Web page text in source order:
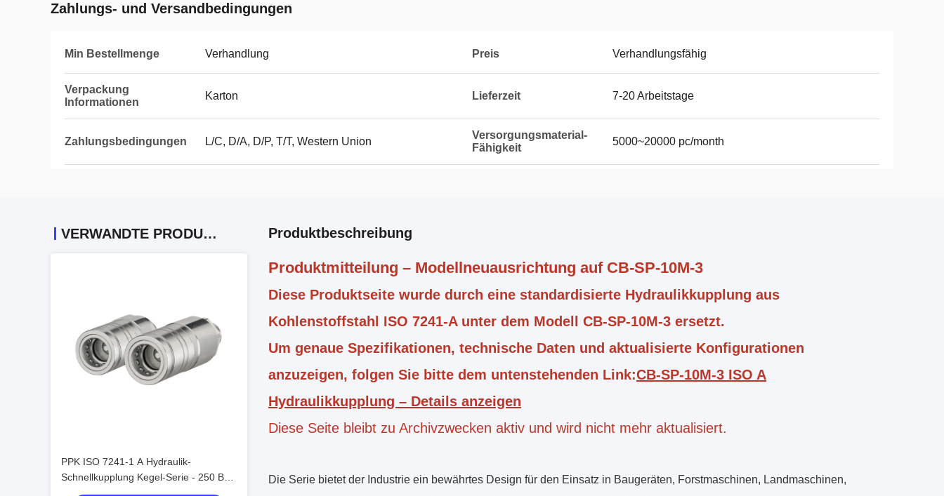
Zahlungs- und Versandbedingungen
Min Bestellmenge Verhandlung Preis Verhandlungsfähig
Verpackung
Informationen
Karton Lieferzeit 7-20 Arbeitstage
Zahlungsbedingungen L/C, D/A, D/P, T/T, Western Union
Versorgungsmaterial-
Fähigkeit
5000~20000 pc/month
VERWANDTE PRODUKTE
PPK ISO 7241-1 A Hydraulik-
Schnellkupplung Kegel-Serie - 250 Bar
Stahlkugelverriegelung für
Produktbeschreibung
Produktmitteilung – Modellneuausrichtung auf CB-SP-10M-3
Diese Produktseite wurde durch eine standardisierte Hydraulikkupplung aus
Kohlenstoffstahl ISO 7241-A unter dem Modell CB-SP-10M-3 ersetzt.
Um genaue Spezifikationen, technische Daten und aktualisierte Konfigurationen
anzuzeigen, folgen Sie bitte dem untenstehenden Link:CB-SP-10M-3 ISO A
Hydraulikkupplung – Details anzeigen
Diese Seite bleibt zu Archivzwecken aktiv und wird nicht mehr aktualisiert.
Die Serie bietet der Industrie ein bewährtes Design für den Einsatz in Baugeräten, Forstmaschinen, Landmaschinen,